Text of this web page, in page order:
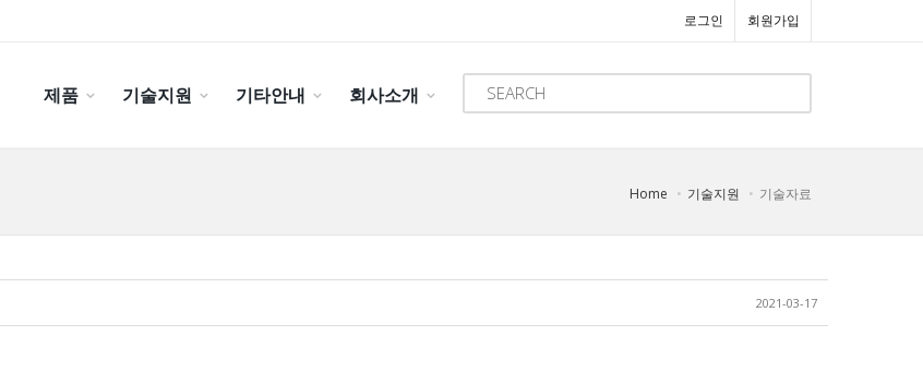
로그인 회원가입
제품 기술지원 기타안내 회사소개
Home 기술지원 기술자료
2021-03-17